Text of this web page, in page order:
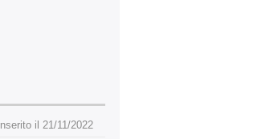
Inserito il 21/11/2022